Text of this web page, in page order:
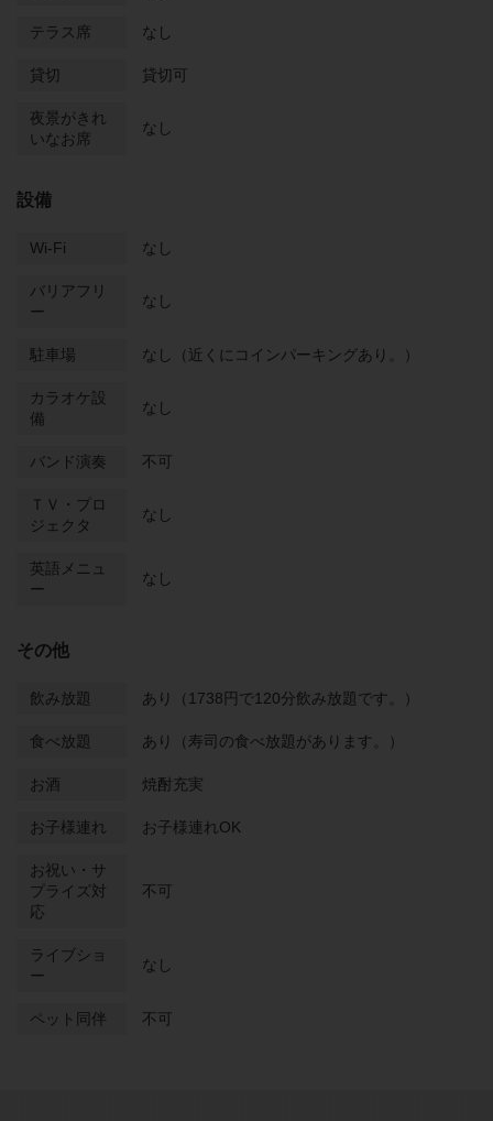
テラス席 なし
貸切 貸切可
夜景がきれ
いなお席
なし
設備
Wi-Fi なし
バリアフリ
ー
なし
駐車場 なし（近くにコインパーキングあり。）
カラオケ設
備
なし
バンド演奏 不可
ＴＶ・プロ
ジェクタ
なし
英語メニュ
ー
なし
その他
飲み放題 あり（1738円で120分飲み放題です。）
食べ放題 あり（寿司の食べ放題があります。）
お酒 焼酎充実
お子様連れ お子様連れOK
お祝い・サ
プライズ対
応
不可
ライブショ
ー
なし
ペット同伴 不可